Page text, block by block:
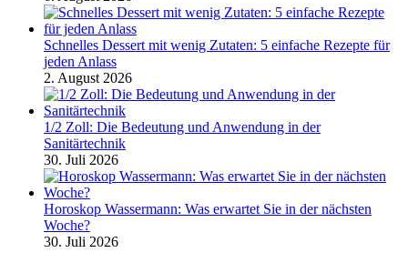
Schnelles Dessert mit wenig Zutaten: 5 einfache Rezepte für
jeden Anlass
2. August 2026
1/2 Zoll: Die Bedeutung und Anwendung in der
Sanitärtechnik
30. Juli 2026
Horoskop Wassermann: Was erwartet Sie in der nächsten
Woche?
30. Juli 2026